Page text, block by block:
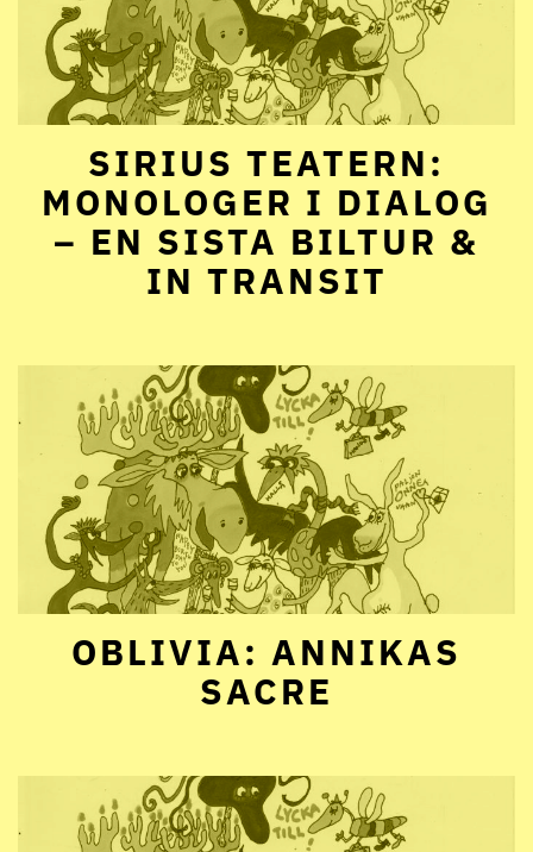
SIRIUS TEATERN:
MONOLOGER I DIALOG
– EN SISTA BILTUR &
IN TRANSIT
OBLIVIA: ANNIKAS
SACRE